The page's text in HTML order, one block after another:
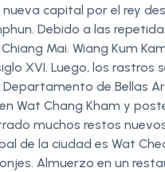
capital por el rey
Debido a las
Mai. Wiang Kum
XVI. Luego, los rastros
de Bellas
Wat Chang Kham y
muchos restos
de la ciudad es Wat
Almuerzo en un